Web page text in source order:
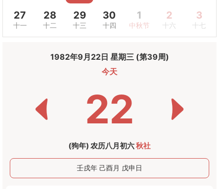
27
十一
28
十二
29
十三
30
十四
1
中秋节
2
十六
3
十七
1982年9月22日 星期三 (第39周)
今天
22
(狗年) 农历八月初六秋社
壬戌年 己酉月 戊申日